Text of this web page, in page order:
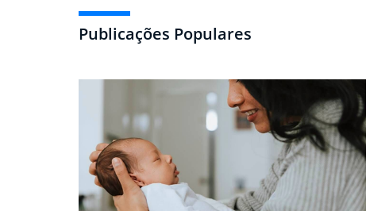
Publicações Populares